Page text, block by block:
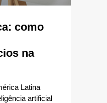
como
na
Latina
artificial